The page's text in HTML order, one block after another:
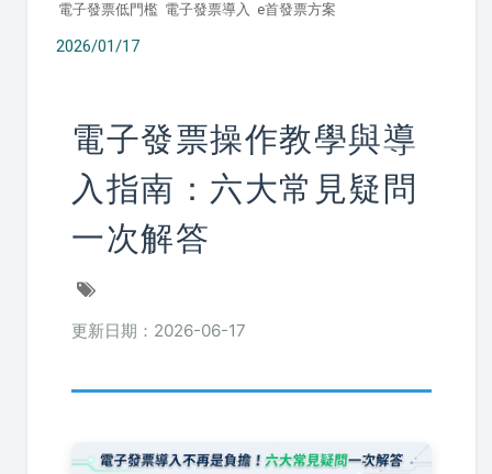
電子發票低門檻 電子發票導入 e首發票方案
2026/01/17
電子發票操作教學與導
入指南：六大常見疑問
一次解答
更新日期：2026-06-17